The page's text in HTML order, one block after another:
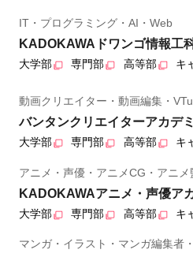
IT・プログラミング・AI・Web
KADOKAWAドワンゴ情報工
大学部 専門部 高等部 キ
動画クリエイター・動画編集・
バンタンクリエイターアカデ
大学部 専門部 高等部 キ
アニメ・声優・アニメCG・アニメ
KADOKAWAアニメ・声優ア
大学部 専門部 高等部 キ
マンガ・イラスト・マンガ編集者